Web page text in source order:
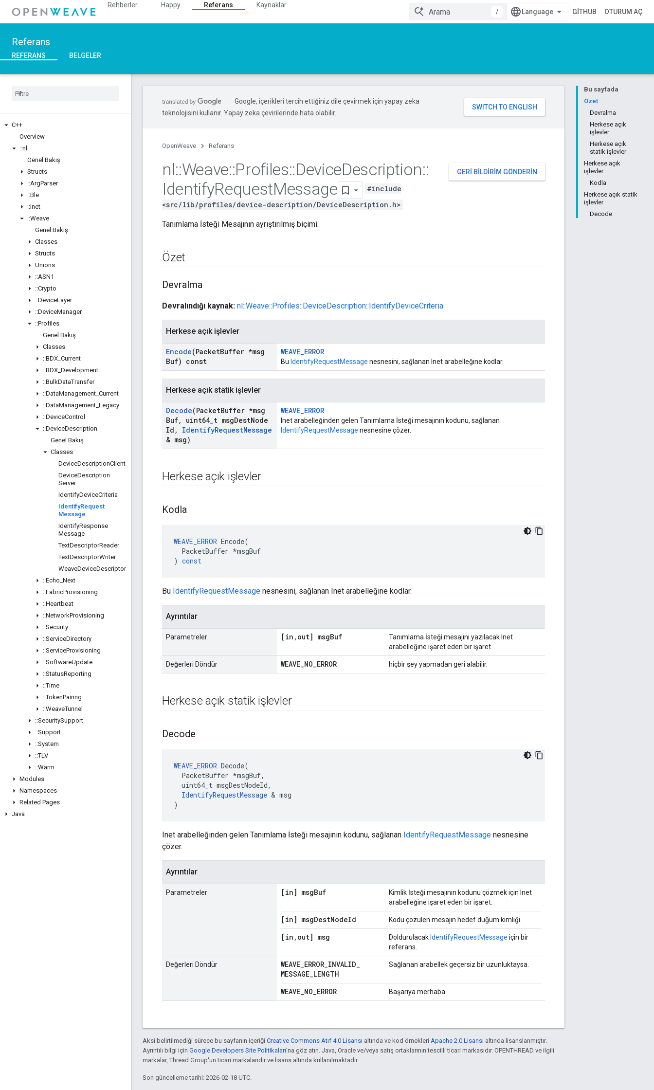
Rehberler Happy Referans
Kaynaklar
/
GITHUB OTURUM AÇ
Referans
REFERANS BELGELER
C++
Overview
::nl
Genel Bakış
Structs
::ArgParser
::Ble
::Inet
::Weave
Genel Bakış
Classes
Structs
Unions
::ASN1
::Crypto
::DeviceLayer
::DeviceManager
::Profiles
Genel Bakış
Classes
::BDX Current
::BDX Development
::BulkDataTransfer
::DataManagement Current
::DataManagement Legacy
::DeviceControl
::DeviceDescription
Genel Bakış
Classes
DeviceDescriptionClient
DeviceDescription
Server
IdentifyDeviceCriteria
IdentifyRequest
Message
IdentifyResponse
Message
TextDescriptorReader
TextDescriptorWriter
WeaveDeviceDescriptor
::Echo Next
::FabricProvisioning
::Heartbeat
::NetworkProvisioning
::Security
::ServiceDirectory
::ServiceProvisioning
::SoftwareUpdate
::StatusReporting
::Time
::TokenPairing
::WeaveTunnel
::SecuritySupport
::Support
::System
::TLV
::Warm
Modules
Namespaces
Related Pages
Java
Bu sayfada
Özet
Devralma
Herkese açık
işlevler
Herkese açık
statik işlevler
Herkese açık
işlevler
Kodla
Herkese açık statik
işlevler
Decode
Google, içerikleri tercih ettiğiniz dile çevirmek için yapay zeka
teknolojisini kullanır. Yapay zeka çevirilerinde hata olabilir.
OpenWeave Referans
GERI BILDIRIM GÖNDERIN
nl::Weave::Profiles::DeviceDescription::
IdentifyRequestMessage
#include
<src/lib/profiles/device-description/DeviceDescription.h>
Tanımlama İsteği Mesajının ayrıştırılmış biçimi.
Özet
Devralma
Devralındığı kaynak: nl::Weave::Profiles::DeviceDescription::IdentifyDeviceCriteria
Herkese açık işlevler
Encode(PacketBuffer *msg
Buf) const
WEAVE_ERROR
Bu IdentifyRequestMessage nesnesini, sağlanan Inet arabelleğine kodlar.
Herkese açık statik işlevler
Decode(PacketBuffer *msg
Buf, uint64 t msgDestNode
Id , IdentifyRequestMessage
& msg)
WEAVE_ERROR
Inet arabelleğinden gelen Tanımlama İsteği mesajının kodunu, sağlanan
IdentifyRequestMessage nesnesine çözer.
Herkese açık işlevler
Kodla
WEAVE_ERROR Encode(
PacketBuffer *msgBuf
) const
Bu IdentifyRequestMessage nesnesini, sağlanan Inet arabelleğine kodlar.
Ayrıntılar
Parametreler [in , out] msgBuf
Tanımlama İsteği mesajını yazılacak Inet
arabelleğine işaret eden bir işaret.
Değerleri Döndür WEAVE_NO_ERROR hiçbir şey yapmadan geri alabilir.
Herkese açık statik işlevler
Decode
WEAVE_ERROR Decode(
  PacketBuffer *msgBuf,
  uint64_t msgDestNodeId,
IdentifyRequestMessage & msg
)
Inet arabelleğinden gelen Tanımlama İsteği mesajının kodunu, sağlanan IdentifyRequestMessage nesnesine
çözer.
Ayrıntılar
Parametreler [in] msgBuf
Kimlik İsteği mesajının kodunu çözmek için Inet
arabelleğine işaret eden bir işaret.
[in] msgDestNodeId Kodu çözülen mesajın hedef düğüm kimliği.
[in , out] msg Doldurulacak IdentifyRequestMessage için bir
referans.
Değerleri Döndür WEAVE_ERROR_INVALID_
MESSAGE_LENGTH
Sağlanan arabellek geçersiz bir uzunluktaysa.
WEAVE_NO_ERROR Başarıya merhaba.
Aksi belirtilmediği sürece bu sayfanın içeriği Creative Commons Atıf 4.0 Lisansı altında ve kod örnekleri Apache 2.0 Lisansı altında lisanslanmıştır.
Ayrıntılı bilgi için Google Developers Site Politikaları'na göz atın. Java, Oracle ve/veya satış ortaklarının tescilli ticari markasıdır. OPENTHREAD ve ilgili
markalar, Thread Group'un ticari markalarıdır ve lisans altında kullanılmaktadır.
Son güncelleme tarihi: 2026-02-18 UTC.